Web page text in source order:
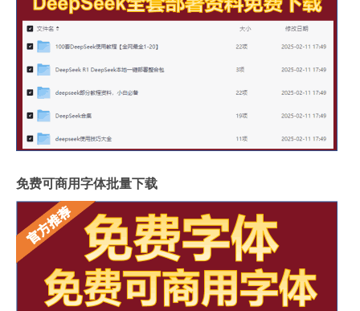
免费可商用字体批量下载